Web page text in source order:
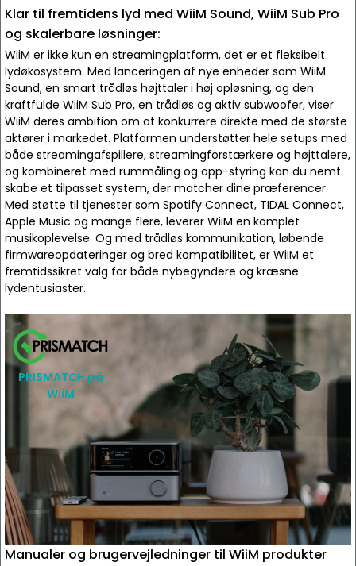
Klar til fremtidens lyd med WiiM Sound, WiiM Sub Pro
og skalerbare løsninger:
WiiM er ikke kun en streamingplatform, det er et fleksibelt
lydøkosystem. Med lanceringen af nye enheder som WiiM
Sound, en smart trådløs højttaler i høj opløsning, og den
kraftfulde WiiM Sub Pro, en trådløs og aktiv subwoofer, viser
WiiM deres ambition om at konkurrere direkte med de største
aktører i markedet. Platformen understøtter hele setups med
både streamingafspillere, streamingforstærkere og højttalere,
og kombineret med rummåling og app-styring kan du nemt
skabe et tilpasset system, der matcher dine præferencer.
Med støtte til tjenester som Spotify Connect, TIDAL Connect,
Apple Music og mange flere, leverer WiiM en komplet
musikoplevelse. Og med trådløs kommunikation, løbende
firmwareopdateringer og bred kompatibilitet, er WiiM et
fremtidssikret valg for både nybegyndere og kræsne
lydentusiaster.
PRISMATCH på
WiiM
Manualer og brugervejledninger til WiiM produkter